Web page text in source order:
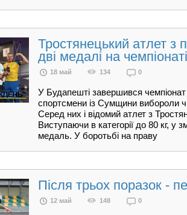
Тростянецький атлет з
дві медалі на
18 май 134 0
У Будапешті завершився
спортсмени із Сумщини вибороли
Серед них і відомий атлет з
Виступаючи в категорії до 80 кг, у
медаль. У боротьбі на праву
Після трьох поразок -
12 май 148 0